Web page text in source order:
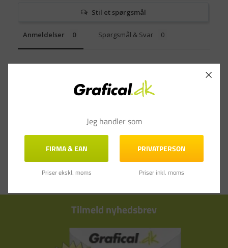
Stil et spørgsmål
Anmeldelser Spørgsmål & Svar
Tilmeld nyhedsbrev
Jeg handler som
FIRMA & EAN
Priser ekskl. moms
PRIVATPERSON
Priser inkl. moms